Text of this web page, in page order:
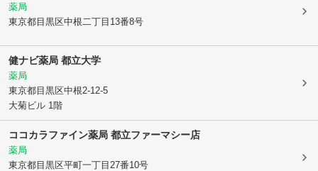
薬局
東京都目黒区中根二丁目13番8号
健ナビ薬局 都立大学
薬局
東京都目黒区中根2-12-5
大菊ビル 1階
ココカラファイン薬局 都立ファーマシー店
薬局
東京都目黒区平町一丁目27番10号